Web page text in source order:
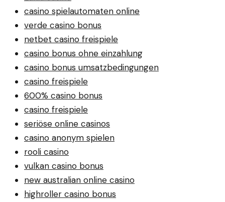
casino spielautomaten online
verde casino bonus
netbet casino freispiele
casino bonus ohne einzahlung
casino bonus umsatzbedingungen
casino freispiele
600% casino bonus
casino freispiele
seriöse online casinos
casino anonym spielen
rooli casino
vulkan casino bonus
new australian online casino
highroller casino bonus